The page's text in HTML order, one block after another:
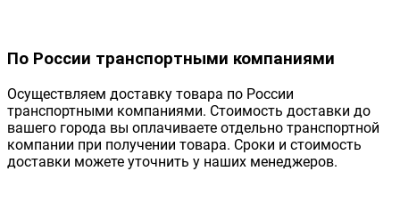
По России транспортными компаниями
Осуществляем доставку товара по России
транспортными компаниями. Стоимость доставки до
вашего города вы оплачиваете отдельно транспортной
компании при получении товара. Сроки и стоимость
доставки можете уточнить у наших менеджеров.